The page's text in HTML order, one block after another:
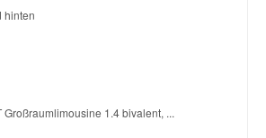
hinten
Großraumlimousine 1.4 bivalent, ...